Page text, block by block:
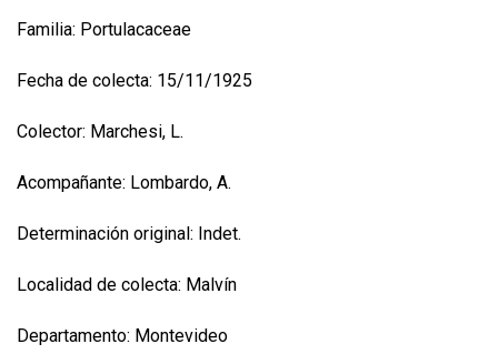
Familia: Portulacaceae
Fecha de colecta: 15/11/1925
Colector: Marchesi, L.
Acompañante: Lombardo, A.
Determinación original: Indet.
Localidad de colecta: Malvín
Departamento: Montevideo